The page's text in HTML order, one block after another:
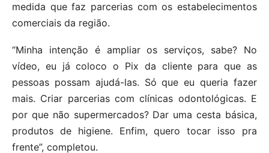
medida que faz parcerias com os estabelecimentos
comerciais da região.
“Minha intenção é ampliar os serviços, sabe? No
vídeo, eu já coloco o Pix da cliente para que as
pessoas possam ajudá-las. Só que eu queria fazer
mais. Criar parcerias com clínicas odontológicas. E
por que não supermercados? Dar uma cesta básica,
produtos de higiene. Enfim, quero tocar isso pra
frente”, completou.